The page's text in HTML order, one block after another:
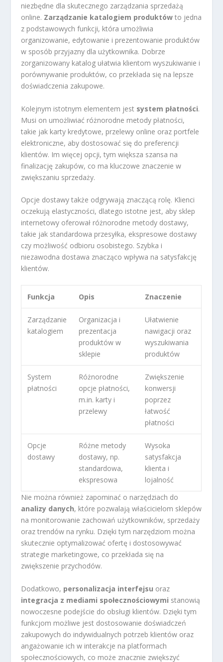
niezbędne dla skutecznego zarządzania sprzedażą
online. Zarządzanie katalogiem produktów to jedna
z podstawowych funkcji, która umożliwia
organizowanie, edytowanie i prezentowanie produktów
w sposób przyjazny dla użytkownika. Dobrze
zorganizowany katalog ułatwia klientom wyszukiwanie i
porównywanie produktów, co przekłada się na lepsze
doświadczenia zakupowe.
Kolejnym istotnym elementem jest system płatności.
Musi on umożliwiać różnorodne metody płatności,
takie jak karty kredytowe, przelewy online oraz portfele
elektroniczne, aby dostosować się do preferencji
klientów. Im więcej opcji, tym większa szansa na
finalizację zakupów, co ma kluczowe znaczenie w
zwiększaniu sprzedaży.
Opcje dostawy także odgrywają znaczącą rolę. Klienci
oczekują elastyczności, dlatego istotne jest, aby sklep
internetowy oferował różnorodne metody dostawy,
takie jak standardowa przesyłka, ekspresowe dostawy
czy możliwość odbioru osobistego. Szybka i
niezawodna dostawa znacząco wpływa na satysfakcję
klientów.
Funkcja Opis Znaczenie
Zarządzanie
katalogiem
Organizacja i
prezentacja
produktów w
sklepie
Ułatwienie
nawigacji oraz
wyszukiwania
produktów
System
płatności
Różnorodne
opcje płatności,
m.in. karty i
przelewy
Zwiększenie
konwersji
poprzez
łatwość
płatności
Opcje
dostawy
Różne metody
dostawy, np.
standardowa,
ekspresowa
Wysoka
satysfakcja
klienta i
lojalność
Nie można również zapominać o narzędziach do
analizy danych, które pozwalają właścicielom sklepów
na monitorowanie zachowań użytkowników, sprzedaży
oraz trendów na rynku. Dzięki tym narzędziom można
skutecznie optymalizować ofertę i dostosowywać
strategie marketingowe, co przekłada się na
zwiększenie przychodów.
Dodatkowo, personalizacja interfejsu oraz
integracja z mediami społecznościowymi stanowią
nowoczesne podejście do obsługi klientów. Dzięki tym
funkcjom możliwe jest dostosowanie doświadczeń
zakupowych do indywidualnych potrzeb klientów oraz
angażowanie ich w interakcje na platformach
społecznościowych, co może znacznie zwiększyć